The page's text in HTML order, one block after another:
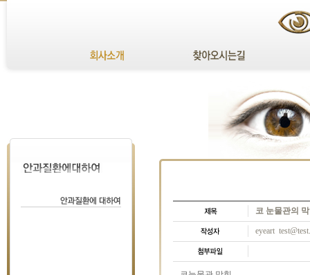
코 눈물관의
eyeart